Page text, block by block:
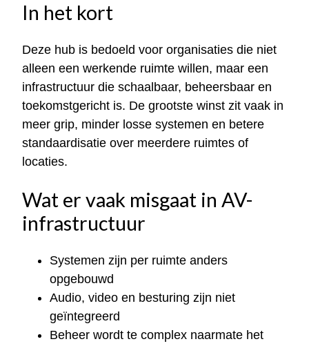
In het kort
Deze hub is bedoeld voor organisaties die niet
alleen een werkende ruimte willen, maar een
infrastructuur die schaalbaar, beheersbaar en
toekomstgericht is. De grootste winst zit vaak in
meer grip, minder losse systemen en betere
standaardisatie over meerdere ruimtes of
locaties.
Wat er vaak misgaat in AV-
infrastructuur
Systemen zijn per ruimte anders
opgebouwd
Audio, video en besturing zijn niet
geïntegreerd
Beheer wordt te complex naarmate het